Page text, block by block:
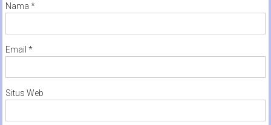
Nama *
Email *
Situs Web